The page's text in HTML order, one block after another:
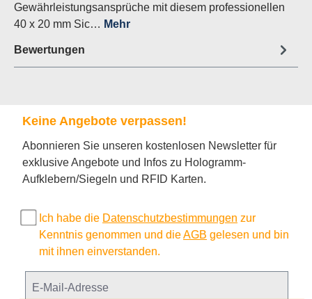
Gewährleistungsansprüche mit diesem professionellen
40 x 20 mm Sic… Mehr
Bewertungen
Keine Angebote verpassen!
Abonnieren Sie unseren kostenlosen Newsletter für
exklusive Angebote und Infos zu Hologramm-
Aufklebern/Siegeln und RFID Karten.
Ich habe die Datenschutzbestimmungen zur
Kenntnis genommen und dieAGB gelesen und bin
mit ihnen einverstanden.